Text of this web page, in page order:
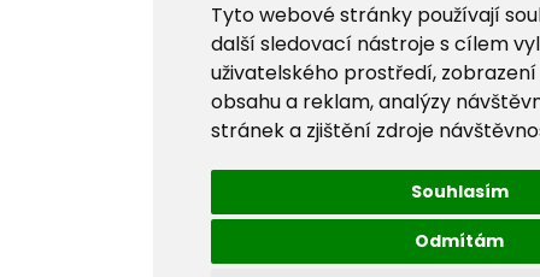
Tyto webové stránky používají
další sledovací nástroje s cílem
uživatelského prostředí,
obsahu a reklam, analýzy
stránek a zjištění zdroje
Souhlasím
Odmítám